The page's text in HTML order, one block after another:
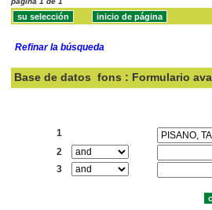
Refinar la búsqueda
Base de datos fons : Formulario
1
2
3